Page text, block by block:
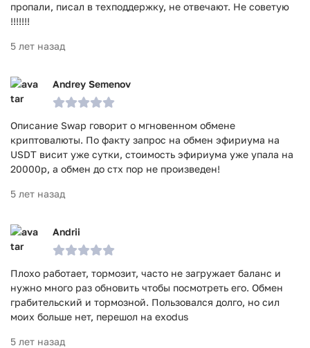
пропали, писал в техподдержку, не отвечают. Не советую
!!!!!!!
5 лет назад
Andrey Semenov
Описание Swap говорит о мгновенном обмене
криптовалюты. По факту запрос на обмен эфириума на
USDT висит уже сутки, стоимость эфириума уже упала на
20000р, а обмен до стх пор не произведен!
5 лет назад
Andrii
Плохо работает, тормозит, часто не загружает баланс и
нужно много раз обновить чтобы посмотреть его. Обмен
грабительский и тормозной. Пользовался долго, но сил
моих больше нет, перешол на exodus
5 лет назад